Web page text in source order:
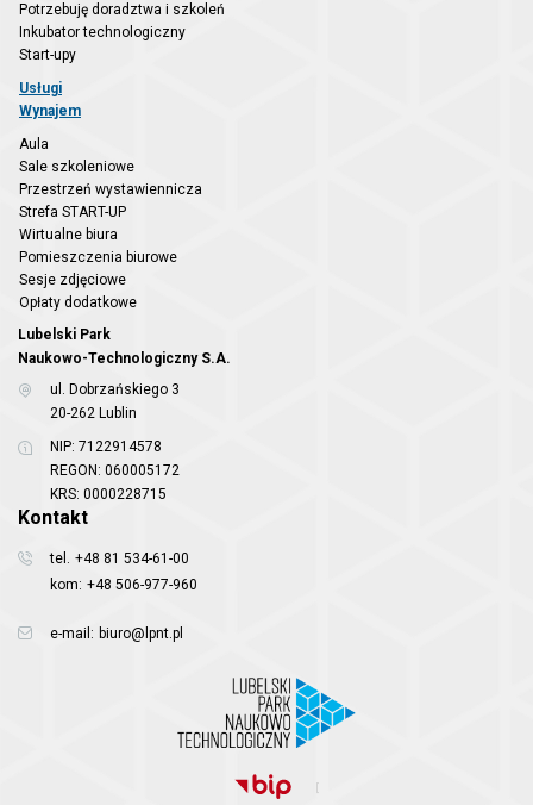
Potrzebuję doradztwa i szkoleń
Inkubator technologiczny
Start-upy
Usługi
Wynajem
Aula
Sale szkoleniowe
Przestrzeń wystawiennicza
Strefa START-UP
Wirtualne biura
Pomieszczenia biurowe
Sesje zdjęciowe
Opłaty dodatkowe
Lubelski Park
Naukowo-Technologiczny S.A.
ul. Dobrzańskiego 3
20-262 Lublin
NIP: 7122914578
REGON: 060005172
KRS: 0000228715
Kontakt
tel. +48 81 534-61-00
kom: +48 506-977-960
e-mail: biuro@lpnt.pl